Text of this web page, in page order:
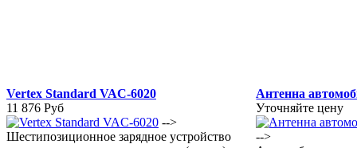
Vertex Standard VAC-6020
11 876 Руб
-->
Шестипозиционное зарядное устройство
Антенна
Уточняйте цену
-->